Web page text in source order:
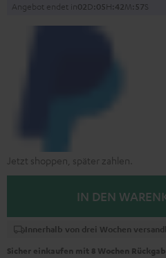
Angebot endet in02D:05H:42M: 56S
Jetzt shoppen, später zahlen.
IN DEN
Innerhalb von drei Wochen
Sicher einkaufen mit 8 Wochen